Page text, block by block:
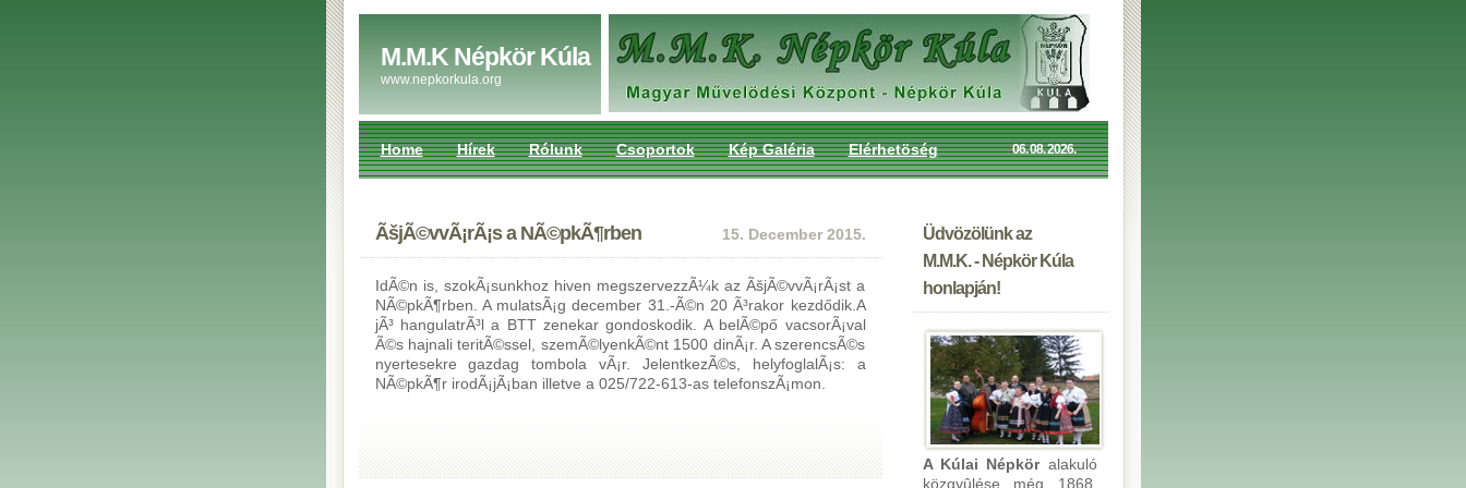
M.M.K Népkör Kúla
www.nepkorkula.org
Home Hírek Rólunk Csoportok Kép Galéria Elérhetöség 06. 08. 2026.
ÃšjÃ©vvÃ¡rÃ¡s a NÃ©pkÃ¶rben 15. December 2015.
IdÃ©n is, szokÃ¡sunkhoz hiven megszervezzÃ¼k az ÃšjÃ©vvÃ¡rÃ¡st a
NÃ©pkÃ¶rben. A mulatsÃ¡g december 31.-Ã©n 20 Ã³rakor kezdődik.A
jÃ³ hangulatrÃ³l a BTT zenekar gondoskodik. A belÃ©pő vacsorÃ¡val
Ã©s hajnali teritÃ©ssel, szemÃ©lyenkÃ©nt 1500 dinÃ¡r. A szerencsÃ©s
nyertesekre gazdag tombola vÃ¡r. JelentkezÃ©s, helyfoglalÃ¡s: a
NÃ©pkÃ¶r irodÃ¡jÃ¡ban illetve a 025/722-613-as telefonszÃ¡mon.
Üdvözölünk az
M.M.K. - Népkör Kúla
honlapján!
A Kúlai Népköralakuló
közgyûlése még 1868.